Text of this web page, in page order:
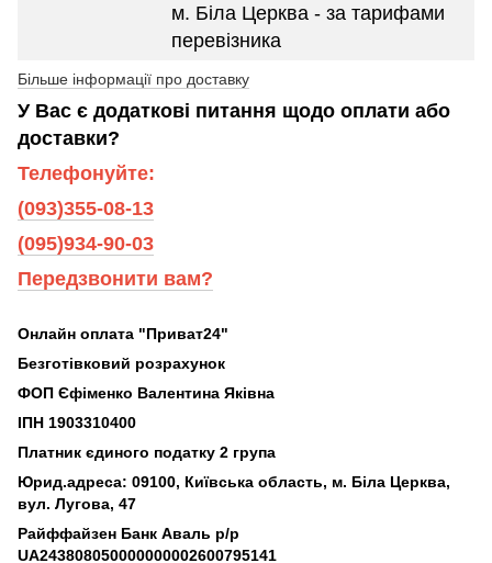
м. Біла Церква - за тарифами
перевізника
Більше інформації про доставку
У Вас є додаткові питання щодо оплати або
доставки?
Телефонуйте:
(093)355-08-13
(095)934-90-03
Передзвонити вам?
Онлайн оплата "Приват24"
Безготівковий розрахунок
ФОП Єфіменко Валентина Яківна
ІПН 1903310400
Платник єдиного податку 2 група
Юрид.адреса: 09100, Київська область, м. Біла Церква,
вул. Лугова, 47
Райффайзен Банк Аваль р/р
UA243808050000000002600795141